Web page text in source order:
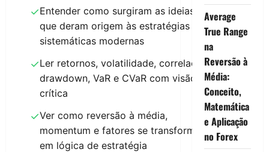
✓Entender como surgiram as ideias
que deram origem às estratégias
sistemáticas modernas
✓Ler retornos, volatilidade, correlação,
drawdown, VaR e CVaR com visão
crítica
✓Ver como reversão à média,
momentum e fatores se transformam
em lógica de estratégia
Average
True Range
na
Reversão à
Média:
Conceito,
Matemática
e Aplicação
no Forex